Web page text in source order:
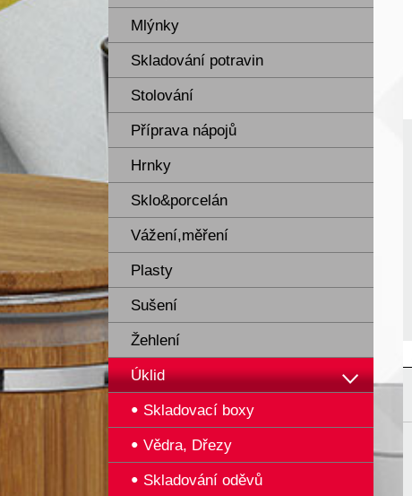
Mlýnky
Skladování potravin
Stolování
Příprava nápojů
Hrnky
Sklo&porcelán
Vážení,měření
Plasty
Sušení
Žehlení
Úklid
Skladovací boxy
Vědra, Dřezy
Skladování oděvů